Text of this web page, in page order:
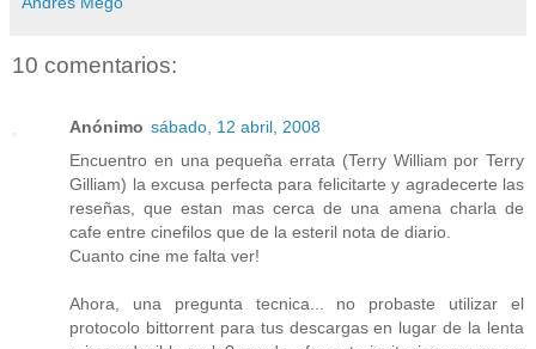
10 comentarios:
Anónimo sábado, 12 abril, 2008
Encuentro en una pequeña errata (Terry William por Terry
Gilliam) la excusa perfecta para felicitarte y agradecerte las
reseñas, que estan mas cerca de una amena charla de
cafe entre cinefilos que de la esteril nota de diario.
Cuanto cine me falta ver!
Ahora, una pregunta tecnica... no probaste utilizar el
protocolo bittorrent para tus descargas en lugar de la lenta